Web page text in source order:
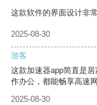
这款软件的界面设计非
2025-08-30
游客
这款加速器app简直是
作办公，都能畅享高速
2025-08-30